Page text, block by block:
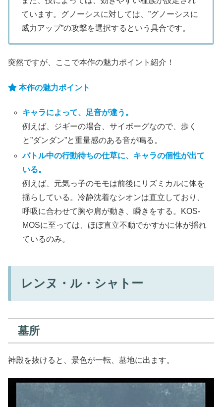
ています。グノーシスに対しては、”グノーシスに
威力アップ”の攻撃を選択するという具合です。
突然ですが、ここで本作の魅力ポイント紹介！
本作の魅力ポイント
キャラによって、足音が違う。
例えば、ジギーの場合、サイボーグなので、歩く
と”ダンダン”と重量感のある音が鳴る。
バトル中の行動待ちの仕草に、キャラの個性が出て
いる。
例えば、元気っ子のモモは前後にリズミカルに体を
揺らしている。冷静沈着なシオンは直立しており、
呼吸に合わせて胸や肩が動き、瞬きをする。KOS-
MOSに至っては、ほぼ直立不動でかすかに体が揺れ
ているのみ。
レンヌ・ル・シャトー
墓所
神殿を抜けると、景色が一転、墓地に出ます。